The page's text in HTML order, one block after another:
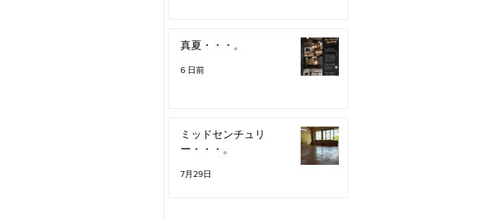
真夏・・・。
6 日前
ミッドセンチュリ
ー・・・。
7月29日